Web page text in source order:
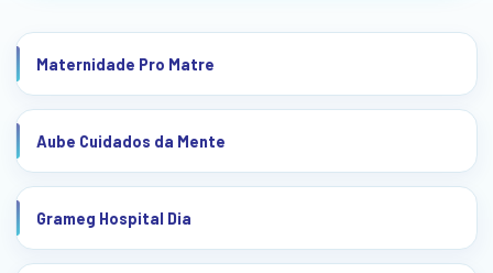
Maternidade Pro Matre
Aube Cuidados da Mente
Grameg Hospital Dia